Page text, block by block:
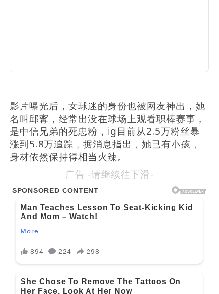
影片曝光后，女球迷的身份也被网友神出，她
名叫邱寗，经常出没在球场上观看职棒赛事，
是中信兄弟的死忠粉，ig目前从2.5万粉丝暴
涨到5.8万追踪，据消息指出，她已有小孩，
身材依然保持得相当火辣。
广告 -请继续往下滑-